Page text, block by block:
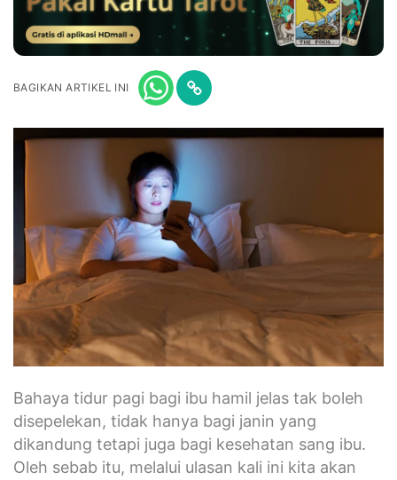
BAGIKAN ARTIKEL INI
Bahaya tidur pagi bagi ibu hamil jelas tak boleh
disepelekan, tidak hanya bagi janin yang
dikandung tetapi juga bagi kesehatan sang ibu.
Oleh sebab itu, melalui ulasan kali ini kita akan